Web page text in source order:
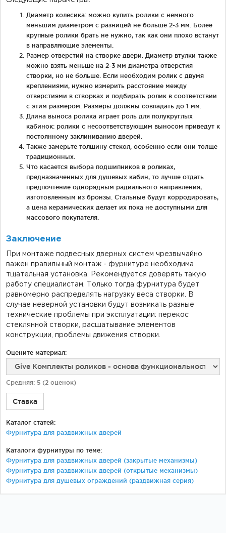
Диаметр колесика: можно купить ролики с немного
меньшим диаметром с разницей не больше 2-3 мм. Более
крупные ролики брать не нужно, так как они плохо встанут
в направляющие элементы.
Размер отверстий на створке двери. Диаметр втулки также
можно взять меньше на 2-3 мм диаметра отверстия
створки, но не больше. Если необходим ролик с двумя
креплениями, нужно измерить расстояние между
отверстиями в створках и подбирать ролик в соответствии
с этим размером. Размеры должны совпадать до 1 мм.
Длина выноса ролика играет роль для полукруглых
кабинок: ролики с несоответствующим выносом приведут к
постоянному заклиниванию дверей.
Также замерьте толщину стекол, особенно если они толще
традиционных.
Что касается выбора подшипников в роликах,
предназначенных для душевых кабин, то лучше отдать
предпочтение однорядным радиального направления,
изготовленным из бронзы. Стальные будут корродировать,
а цена керамических делает их пока не доступными для
массового покупателя.
Заключение
При монтаже подвесных дверных систем чрезвычайно
важен правильный монтаж - фурнитуре необходима
тщательная установка. Рекомендуется доверять такую
работу специалистам. Только тогда фурнитура будет
равномерно распределять нагрузку веса створки. В
случае неверной установки будут возникать разные
технические проблемы при эксплуатации: перекос
стеклянной створки, расшатывание элементов
конструкции, проблемы движения створки.
Оцените материал:
Средняя: 5 (2 оценок)
Ставка
Каталог статей:
Фурнитура для раздвижных дверей
Каталоги фурнитуры по теме:
Фурнитура для раздвижных дверей (закрытые механизмы)
Фурнитура для раздвижных дверей (открытые механизмы)
Фурнитура для душевых ограждений (раздвижная серия)